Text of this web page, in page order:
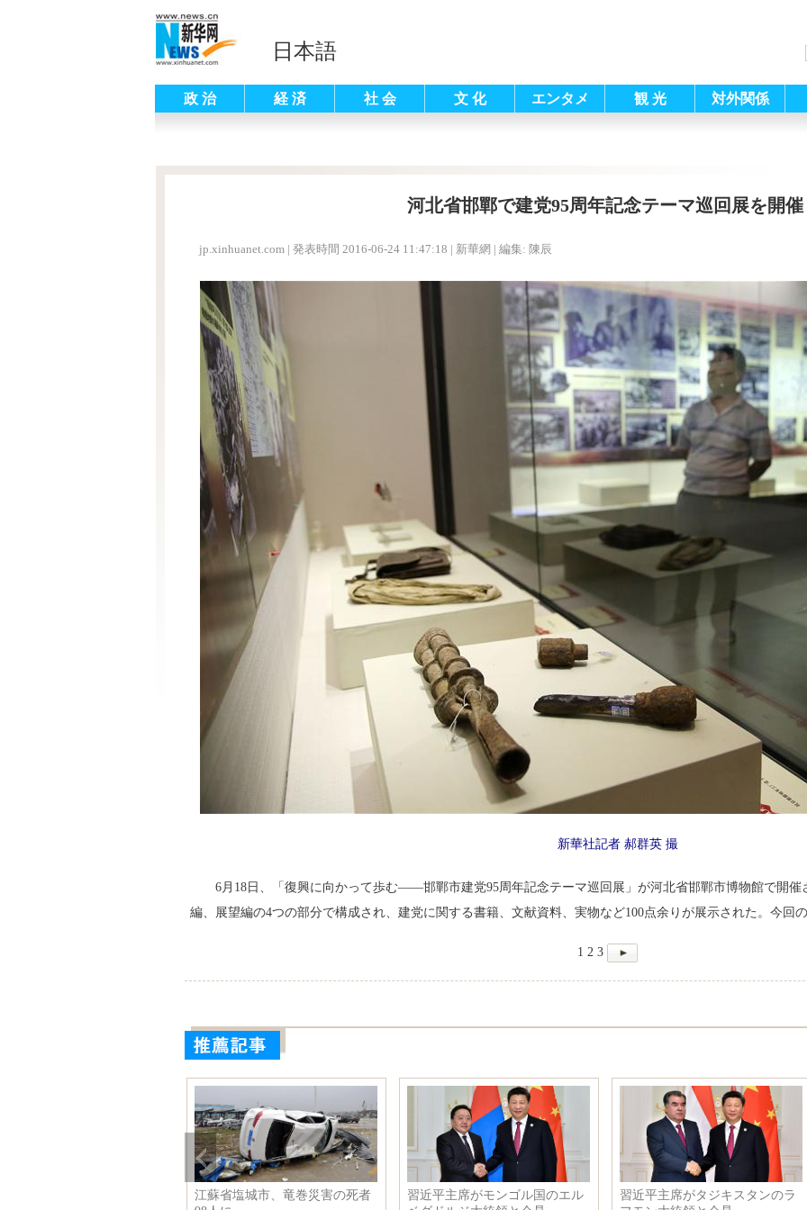
日本語
政 治 経 済 社 会 文 化 エンタメ 観 光 対外関係
河北省邯鄲で建党95周年記念テーマ巡回展を開催
jp.xinhuanet.com | 発表時間 2016-06-24 11:47:18 | 新華網 | 編集: 陳辰
新華社記者 郝群英 撮
6月18日、「復興に向かって歩む——邯鄲市建党95周年記念テーマ巡回展」が河北省邯鄲市博物館で開催
編、展望編の4つの部分で構成され、建党に関する書籍、文献資料、実物など100点余りが展示された。今回
1 2 3
江蘇省塩城市、竜巻災害の死者
習近平主席がモンゴル国のエル
習近平主席がタジキスタンのラ